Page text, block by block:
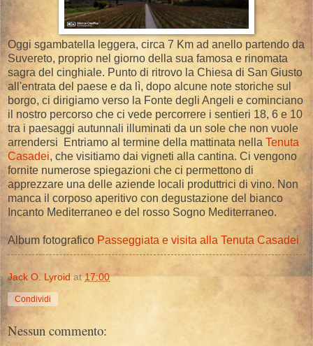
Oggi sgambatella leggera, circa 7 Km ad anello partendo da
Suvereto, proprio nel giorno della sua famosa e rinomata
sagra del cinghiale. Punto di ritrovo la Chiesa di San Giusto
all'entrata del paese e da lì, dopo alcune note storiche sul
borgo, ci dirigiamo verso la Fonte degli Angeli e cominciano
il nostro percorso che ci vede percorrere i sentieri 18, 6 e 10
tra i paesaggi autunnali illuminati da un sole che non vuole
arrendersi Entriamo al termine della mattinata nella Tenuta
Casadei, che visitiamo dai vigneti alla cantina. Ci vengono
fornite numerose spiegazioni che ci permettono di
apprezzare una delle aziende locali produttrici di vino. Non
manca il corposo aperitivo con degustazione del bianco
Incanto Mediterraneo e del rosso Sogno Mediterraneo.
Album fotografico Passeggiata e visita alla Tenuta Casadei
Jack O. Lyroid at17:00
Condividi
Nessun commento: